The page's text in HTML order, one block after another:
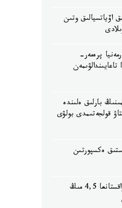
اۆياتسيالىق وتىن
پرەمەر-
تاعايىندالۋىمەن
بارلىق ەلىندە
قولجەتىمدى بولۋى
ەكسپورتىن
مەديتسينالىق تۋريزم: قازاقستانعا 4,5 مىڭ